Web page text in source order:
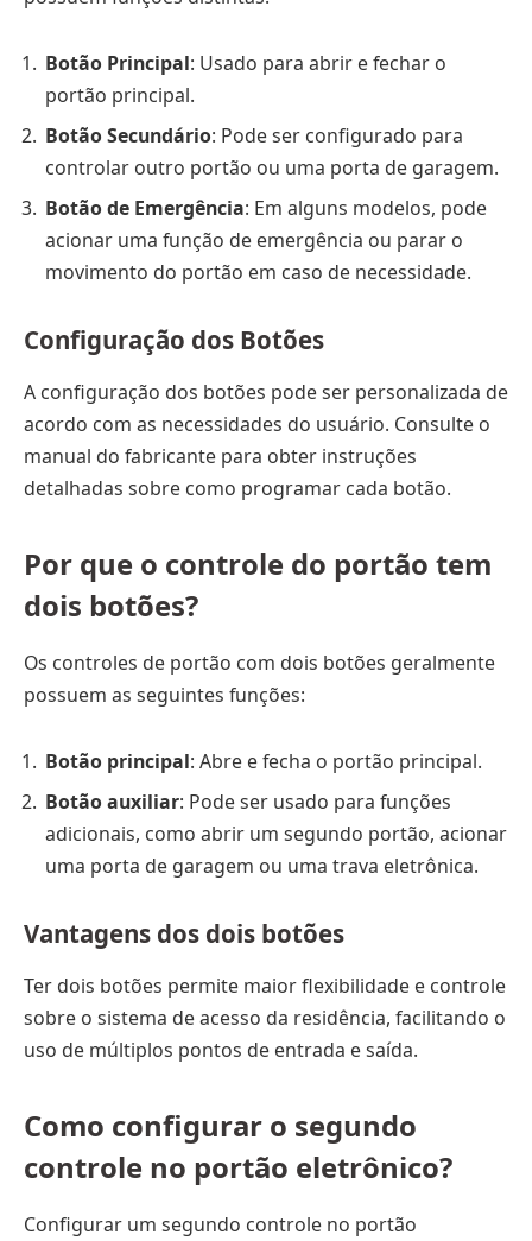
Botão Principal: Usado para abrir e fechar o
portão principal.
Botão Secundário: Pode ser configurado para
controlar outro portão ou uma porta de garagem.
Botão de Emergência: Em alguns modelos, pode
acionar uma função de emergência ou parar o
movimento do portão em caso de necessidade.
Configuração dos Botões
A configuração dos botões pode ser personalizada de
acordo com as necessidades do usuário. Consulte o
manual do fabricante para obter instruções
detalhadas sobre como programar cada botão.
Por que o controle do portão tem
dois botões?
Os controles de portão com dois botões geralmente
possuem as seguintes funções:
Botão principal: Abre e fecha o portão principal.
Botão auxiliar: Pode ser usado para funções
adicionais, como abrir um segundo portão, acionar
uma porta de garagem ou uma trava eletrônica.
Vantagens dos dois botões
Ter dois botões permite maior flexibilidade e controle
sobre o sistema de acesso da residência, facilitando o
uso de múltiplos pontos de entrada e saída.
Como configurar o segundo
controle no portão eletrônico?
Configurar um segundo controle no portão